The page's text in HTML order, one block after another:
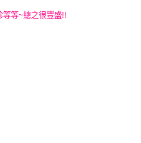
等等~總之很豐盛!!